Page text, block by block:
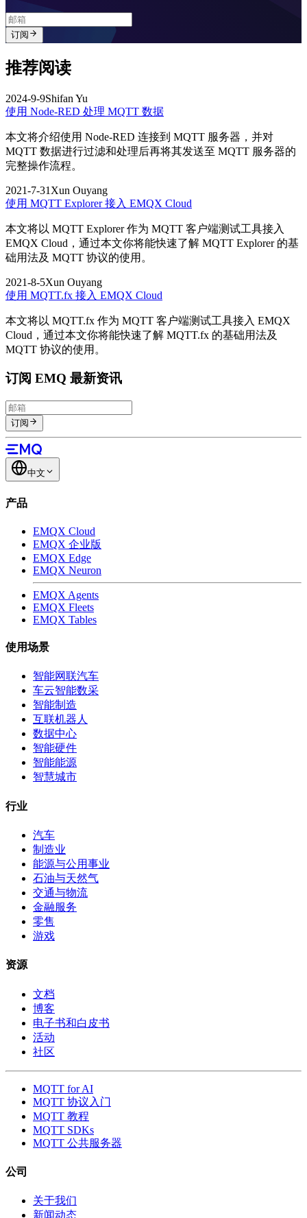
订阅
推荐阅读
2024-9-9Shifan Yu
使用 Node-RED 处理 MQTT 数据
本文将介绍使用 Node-RED 连接到 MQTT 服务器，并对
MQTT 数据进行过滤和处理后再将其发送至 MQTT 服务器的
完整操作流程。
2021-7-31 Xun Ouyang
使用 MQTT Explorer 接入 EMQX Cloud
本文将以 MQTT Explorer 作为 MQTT 客户端测试工具接入
EMQX Cloud，通过本文你将能快速了解 MQTT Explorer 的基
础用法及 MQTT 协议的使用。
2021-8-5Xun Ouyang
使用 MQTT.fx 接入 EMQX Cloud
本文将以 MQTT.fx 作为 MQTT 客户端测试工具接入 EMQX
Cloud，通过本文你将能快速了解 MQTT.fx 的基础用法及
MQTT 协议的使用。
订阅 EMQ 最新资讯
订阅
中文
产品
EMQX Cloud
EMQX 企业版
EMQX Edge
EMQX Neuron
EMQX Agents
EMQX Fleets
EMQX Tables
使用场景
智能网联汽车
车云智能数采
智能制造
互联机器人
数据中心
智能硬件
智能能源
智慧城市
行业
汽车
制造业
能源与公用事业
石油与天然气
交通与物流
金融服务
零售
游戏
资源
文档
博客
电子书和白皮书
活动
社区
MQTT for AI
MQTT 协议入门
MQTT 教程
MQTT SDKs
MQTT 公共服务器
公司
关于我们
新闻动态